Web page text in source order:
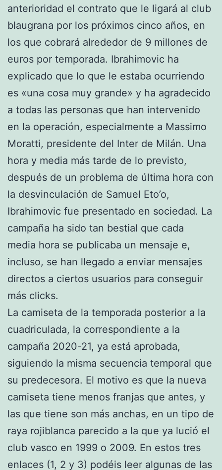
anterioridad el contrato que le ligará al club
blaugrana por los próximos cinco años, en
los que cobrará alrededor de 9 millones de
euros por temporada. Ibrahimovic ha
explicado que lo que le estaba ocurriendo
es «una cosa muy grande» y ha agradecido
a todas las personas que han intervenido
en la operación, especialmente a Massimo
Moratti, presidente del Inter de Milán. Una
hora y media más tarde de lo previsto,
después de un problema de última hora con
la desvinculación de Samuel Eto’o,
Ibrahimovic fue presentado en sociedad. La
campaña ha sido tan bestial que cada
media hora se publicaba un mensaje e,
incluso, se han llegado a enviar mensajes
directos a ciertos usuarios para conseguir
más clicks.
La camiseta de la temporada posterior a la
cuadriculada, la correspondiente a la
campaña 2020-21, ya está aprobada,
siguiendo la misma secuencia temporal que
su predecesora. El motivo es que la nueva
camiseta tiene menos franjas que antes, y
las que tiene son más anchas, en un tipo de
raya rojiblanca parecido a la que ya lució el
club vasco en 1999 o 2009. En estos tres
enlaces (1, 2 y 3) podéis leer algunas de las